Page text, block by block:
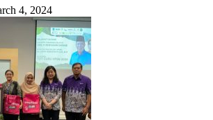
4, 2024